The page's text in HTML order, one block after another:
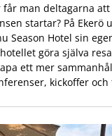
får man deltagarna
startar? På Ekerö
Season Hotel sin
göra själva
ett mer
kickoffer och